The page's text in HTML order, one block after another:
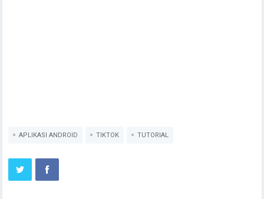
APLIKASI ANDROID TIKTOK TUTORIAL